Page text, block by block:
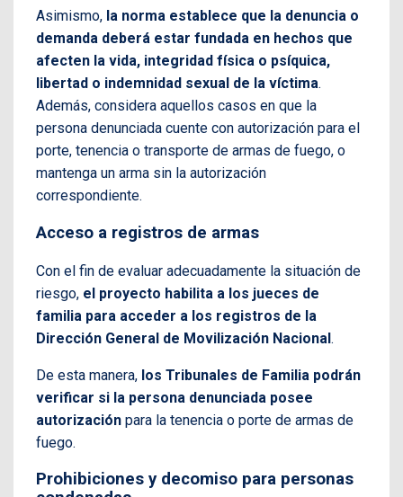
Asimismo, la norma establece que la denuncia o
demanda deberá estar fundada en hechos que
afecten la vida, integridad física o psíquica,
libertad o indemnidad sexual de la víctima.
Además, considera aquellos casos en que la
persona denunciada cuente con autorización para el
porte, tenencia o transporte de armas de fuego, o
mantenga un arma sin la autorización
correspondiente.
Acceso a registros de armas
Con el fin de evaluar adecuadamente la situación de
riesgo, el proyecto habilita a los jueces de
familia para acceder a los registros de la
Dirección General de Movilización Nacional.
De esta manera, los Tribunales de Familia podrán
verificar si la persona denunciada posee
autorización para la tenencia o porte de armas de
fuego.
Prohibiciones y decomiso para personas